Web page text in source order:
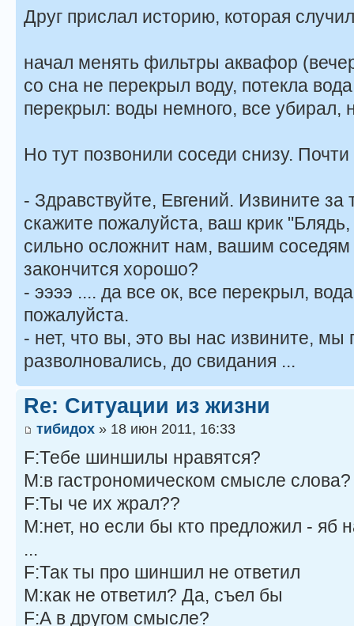
Друг прислал историю, которая
начал менять фильтры аквафор
со сна не перекрыл воду, потекла
перекрыл: воды немного, все убирал,
Но тут позвонили соседи снизу.
- Здравствуйте, Евгений. Извините за
скажите пожалуйста, ваш крик
сильно осложнит нам, вашим соседям
закончится хорошо?
- ээээ .... да все ок, все перекрыл,
пожалуйста.
- нет, что вы, это вы нас извините, мы
разволновались, до свидания ...
Re: Ситуации из жизни
тибидох » 18 июн 2011, 16:33
F:Тебе шиншилы нравятся?
M:в гастрономическом смысле слова?
F:Ты че их жрал??
M:нет, но если бы кто предложил - яб
...
F:Так ты про шиншил не ответил
M:как не ответил? Да, съел бы
F:А в другом смысле?